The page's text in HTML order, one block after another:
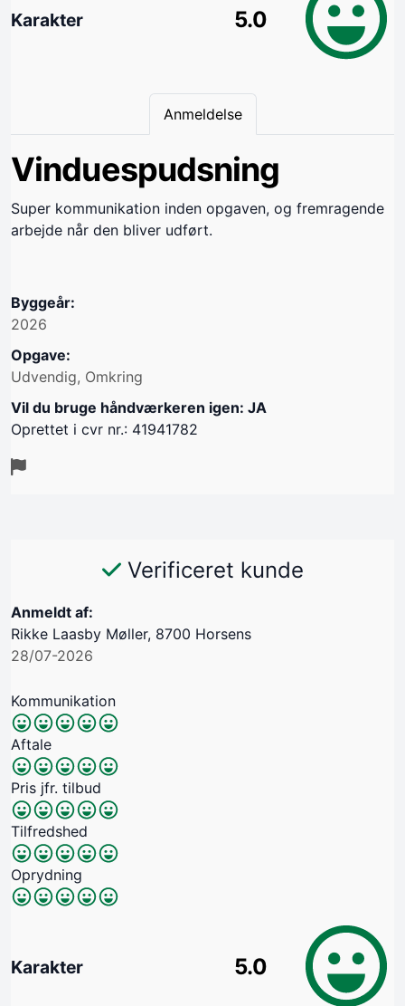
Karakter 5.0
Anmeldelse
Vinduespudsning
Super kommunikation inden opgaven, og fremragende
arbejde når den bliver udført.
Byggeår:
2026
Opgave:
Udvendig, Omkring
Vil du bruge håndværkeren igen: JA
Oprettet i cvr nr.: 41941782
Verificeret kunde
Anmeldt af:
Rikke Laasby Møller, 8700 Horsens
28/07-2026
Kommunikation
Aftale
Pris jfr. tilbud
Tilfredshed
Oprydning
Karakter 5.0